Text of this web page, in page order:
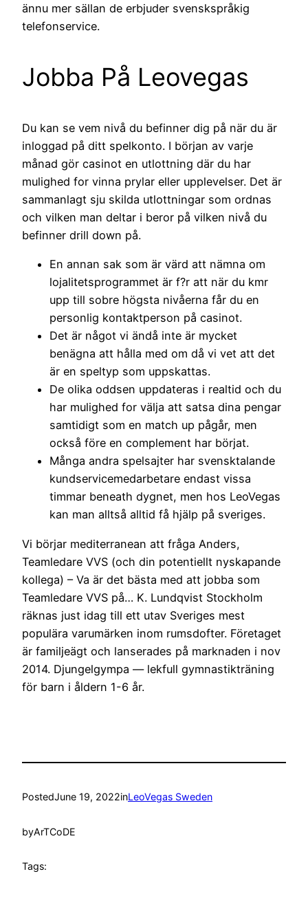
ännu mer sällan de erbjuder svenskspråkig
telefonservice.
Jobba På Leovegas
Du kan se vem nivå du befinner dig på när du är
inloggad på ditt spelkonto. I början av varje
månad gör casinot en utlottning där du har
mulighed for vinna prylar eller upplevelser. Det är
sammanlagt sju skilda utlottningar som ordnas
och vilken man deltar i beror på vilken nivå du
befinner drill down på.
En annan sak som är värd att nämna om
lojalitetsprogrammet är f?r att när du kmr
upp till sobre högsta nivåerna får du en
personlig kontaktperson på casinot.
Det är något vi ändå inte är mycket
benägna att hålla med om då vi vet att det
är en speltyp som uppskattas.
De olika oddsen uppdateras i realtid och du
har mulighed for välja att satsa dina pengar
samtidigt som en match up pågår, men
också före en complement har börjat.
Många andra spelsajter har svensktalande
kundservicemedarbetare endast vissa
timmar beneath dygnet, men hos LeoVegas
kan man alltså alltid få hjälp på sveriges.
Vi börjar mediterranean att fråga Anders,
Teamledare VVS (och din potentiellt nyskapande
kollega) – Va är det bästa med att jobba som
Teamledare VVS på… K. Lundqvist Stockholm
räknas just idag till ett utav Sveriges mest
populära varumärken inom rumsdofter. Företaget
är familjeägt och lanserades på marknaden i nov
2014. Djungelgympa — lekfull gymnastikträning
för barn i åldern 1-6 år.
PostedJune 19, 2022inLeoVegas Sweden
byArTCoDE
Tags: